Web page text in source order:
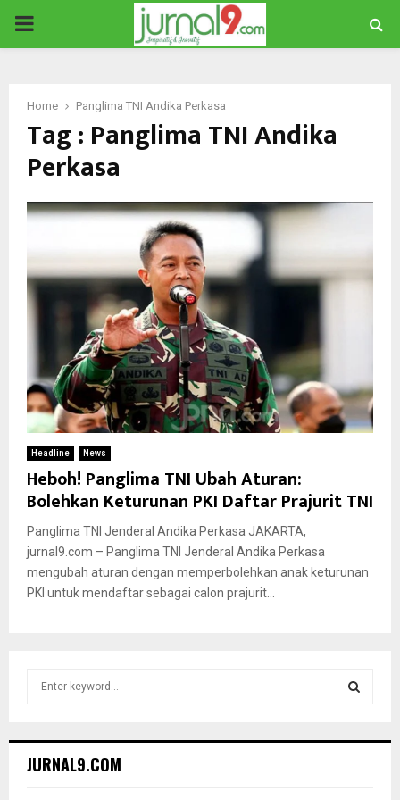
PRIMARY
Home Panglima TNI Andika Perkasa
Tag : Panglima TNI Andika
Perkasa
Headline News
Heboh! Panglima TNI Ubah Aturan:
Bolehkan Keturunan PKI Daftar Prajurit TNI
Panglima TNI Jenderal Andika Perkasa JAKARTA,
jurnal9.com – Panglima TNI Jenderal Andika Perkasa
mengubah aturan dengan memperbolehkan anak keturunan
PKI untuk mendaftar sebagai calon prajurit...
h
JURNAL9.COM